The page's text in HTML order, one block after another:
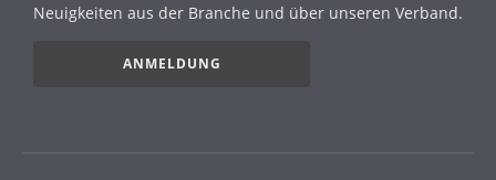
Neuigkeiten aus der Branche und über unseren Verband.
ANMELDUNG